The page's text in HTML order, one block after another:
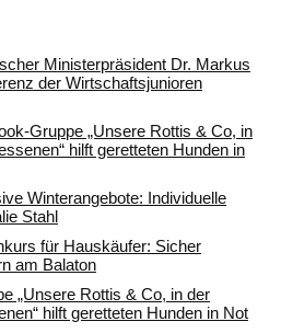
Ministerpräsident Dr. Markus
der Wirtschaftsjunioren
Gruppe „Unsere Rottis & Co, in
hilft geretteten Hunden in
Winterangebote: Individuelle
Stahl
für Hauskäufer: Sicher
am Balaton
„Unsere Rottis & Co, in der
hilft geretteten Hunden in Not